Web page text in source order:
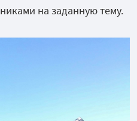
на заданную тему.